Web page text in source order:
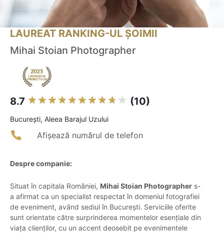
LAUREAT RANKING-UL ȘOIMII
Mihai Stoian Photographer
8.7 (10)
Bucureşti, Aleea Barajul Uzului
Afișează numărul de telefon
Despre companie:
Situat în capitala României, Mihai Stoian Photographer s-
a afirmat ca un specialist respectat în domeniul fotografiei
de eveniment, având sediul în București. Serviciile oferite
sunt orientate către surprinderea momentelor esențiale din
viața clienților, cu un accent deosebit pe evenimentele